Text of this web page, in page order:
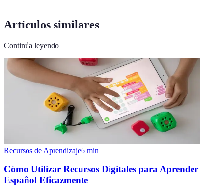
Artículos similares
Continúa leyendo
Recursos de Aprendizaje6 min
Cómo Utilizar Recursos Digitales para Aprender
Español Eficazmente